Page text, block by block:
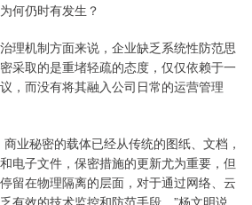
何仍时有发生？
理机制方面来说，企业缺乏系统性防范思
采取的是重堵轻疏的态度，仅仅依赖于一
，而没有将其融入公司日常的运营管理
业秘密的载体已经从传统的图纸、文档，
电子文件，保密措施的更新尤为重要，但
留在物理隔离的层面，对于通过网络、云